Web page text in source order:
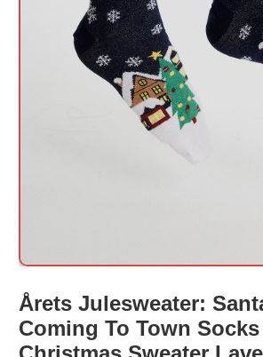
Årets Julesweater:
Coming To Town